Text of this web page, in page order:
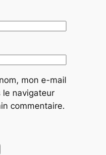
mon e-mail
navigateur
commentaire.